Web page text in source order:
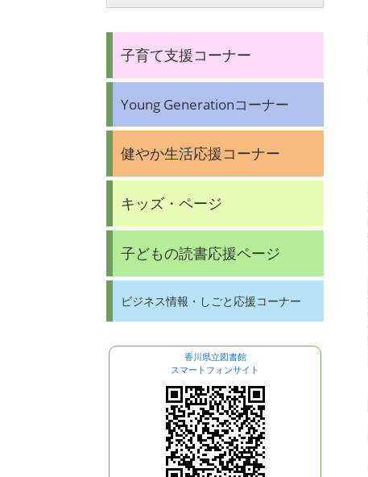
子育て支援コーナー
Young Generationコーナー
健やか生活応援コーナー
キッズ・ページ
子どもの読書応援ページ
ビジネス情報・しごと応援コーナー
香川県立図書館
スマートフォンサイト